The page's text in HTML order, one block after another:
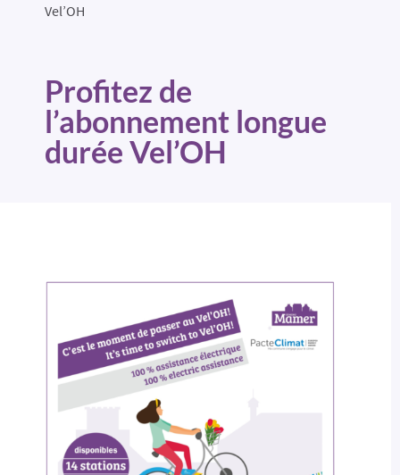
Vel’OH
Profitez de
l’abonnement longue
durée Vel’OH